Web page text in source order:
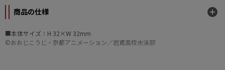
商品の仕様
■本体サイズ：H 32×W 32mm
©おおじこうじ・京都アニメーション／岩鳶高校水泳部